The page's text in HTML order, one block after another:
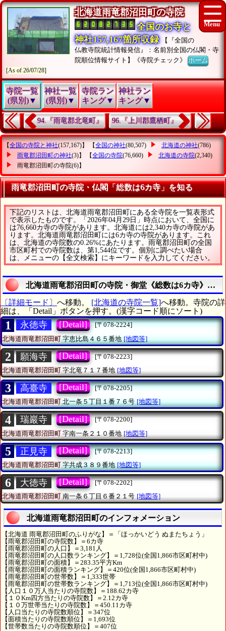
北海道雨竜郡沼田町の寺院
全国のお寺と
神社157,167箇所収録
【『全国の
仏教寺院統計情報発信』：名前別全国の仏閣・寺
院順位情報サイト】《寺院チェック》ホーム
[As of 26/07/28]
寺院一覧
(県別)▼
神社一覧
(県別)▼
寺院ラン
キング▼
神社ラン
キング▼
94.『雨竜郡北竜町』 96.『上川郡鷹栖町』
【全国の寺院と神社(157,167)】 【全国の神社(80,507) 北海道の神社(786)
雨竜郡沼田町の神社(3)】 【全国の寺院(76,660) 北海道の寺院(2,340)
雨竜郡沼田町の寺院(6)】
雨竜郡沼田町の寺院・仏閣「総数は6カ寺」を知る
下記のリストは、北海道雨竜郡沼田町にある全寺院を一覧表形式
で表示したものです。「2026年04月29日」時点において、全国に
は76,660カ寺の寺院があります。北海道には2,340カ寺の寺院があ
ります。北海道雨竜郡沼田町には6カ寺の寺院があります。これ
は、北海道の寺院数の0.26%にあたります。雨竜郡沼田町の全国
市区町村での寺院数は、第1,544位です。個別に調べたい場合
は、メニューの【全文検索】にキーワードを入力してください。
北海道雨竜郡沼田町の寺院・御堂《総数は6カ寺》を検
〔詳細モード〕 へ移動。 [北海道の寺院一覧]へ移動。寺院の詳
細は、「Detail」ボタンを押す。(漢字コード順にソート)
1 永徳寺 [Detail]
[〒078-2224]
北海道雨竜郡沼田町字恵比島４６５番地 [地図等]
2 願海寺 [Detail]
[〒078-2223]
北海道雨竜郡沼田町字北竜７１７番地 [地図等]
3 高臺寺 [Detail]
[〒078-2205]
北海道雨竜郡沼田町北一条５丁目１番７６号 [地図等]
4 瑞巖寺 [Detail]
[〒078-2200]
北海道雨竜郡沼田町 字南一条２１０番地 [地図等]
5 正見寺 [Detail]
[〒078-2213]
北海道雨竜郡沼田町字共成３８９番地 [地図等]
6 大徳寺 [Detail]
[〒078-2202]
北海道雨竜郡沼田町南一条６丁目６番２１号 [地図等]
北海道雨竜郡沼田町のインフォメーション
【北海道 雨竜郡沼田町のふりがな】＝「ほっかいどう ぬまたちょう」
【雨竜郡沼田町の寺院数】＝6カ寺
【雨竜郡沼田町の人口】＝3,181人
【雨竜郡沼田町の人口数ランキング】＝1,728位(全国1,866市区町村中)
【雨竜郡沼田町の面積】＝283.35平方Km
【雨竜郡沼田町の面積ランキング】＝420位(全国1,866市区町村中)
【雨竜郡沼田町の世帯数】＝1,333世帯
【雨竜郡沼田町の世帯数ランキング】＝1,713位(全国1,866市区町村中)
【人口１０万人当たりの寺院数】＝188.62カ寺
【１０Km四方当たりの寺院数】＝2.12カ寺
【１０万世帯当たりの寺院数】＝450.11カ寺
【人口当たりの寺院数順位】＝347位
【面積当たりの寺院数順位】＝1,693位
【世帯数当たりの寺院数順位】＝407位